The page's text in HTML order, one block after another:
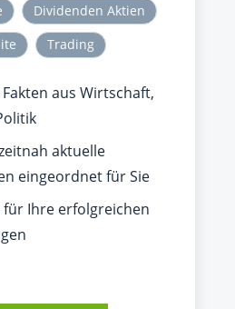
Dividenden Aktien
Trading
aus Wirtschaft,
aktuelle
eingeordnet für Sie
für Ihre erfolgreichen